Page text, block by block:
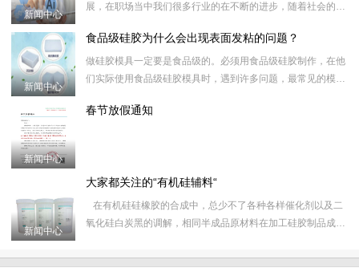
新闻中心
展，在职场当中我们很多行业的在不断的进步，随着社会的进
不行的，不过在一些
新闻中心
食品级硅胶为什么会出现表面发粘的问题？
​做硅胶模具一定要是食品级的。必须用食品级硅胶制作，​在他
们实际使用食品级硅胶模具时，遇到许多问题，​最常见的模具
要选择东莞
新闻中心
春节放假通知
新闻中心
大家都关注的“有机硅辅料“
​在有机硅硅橡胶的合成中，总少不了各种各样催化剂以及二
氧化硅白炭黑的调解，相同半成品原材料在加工硅胶制品成型